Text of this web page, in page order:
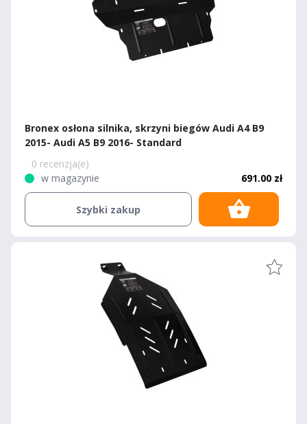
Bronex osłona silnika, skrzyni biegów Audi A4 B9
2015- Audi A5 B9 2016- Standard
0 recenzja(e)
w magazynie
691.00 zł
Szybki zakup